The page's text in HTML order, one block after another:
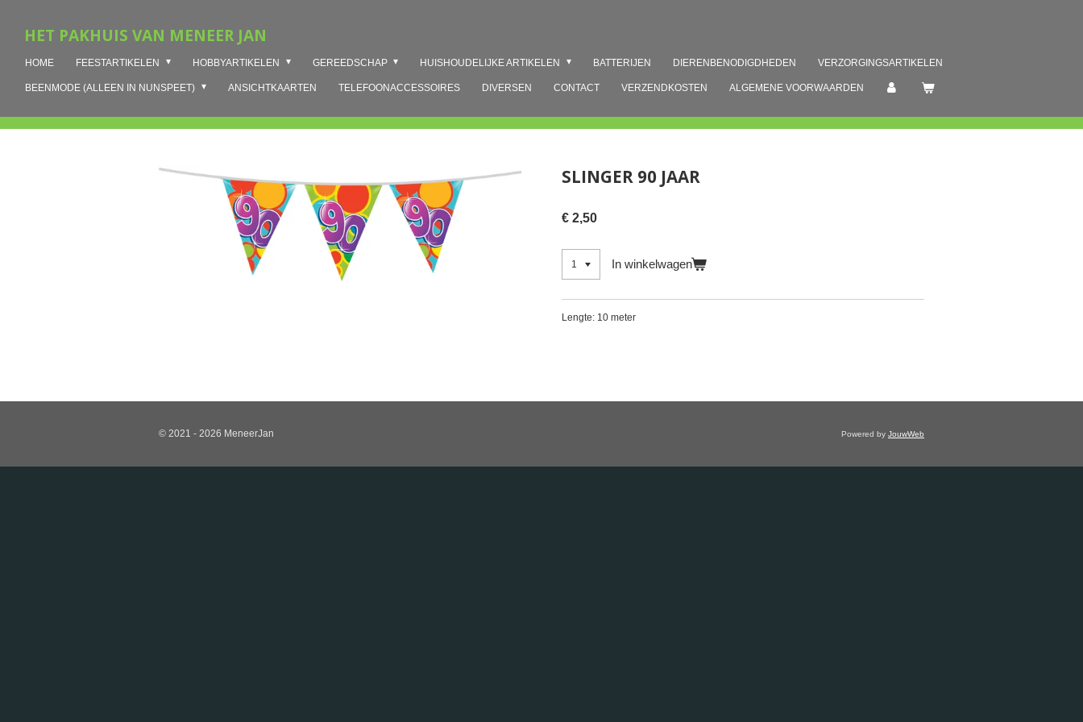
direct
hoofdinhoud
HET PAKHUIS VAN MENEER JAN
HOME FEESTARTIKELEN HOBBYARTIKELEN GEREEDSCHAP HUISHOUDELIJKE ARTIKELEN BATTERIJEN DIERENBENODIGDHEDEN VERZORGINGSARTIKELEN
BEENMODE (ALLEEN IN NUNSPEET) ANSICHTKAARTEN TELEFOONACCESSOIRES DIVERSEN CONTACT VERZENDKOSTEN ALGEMENE VOORWAARDEN
SLINGER 90 JAAR
€ 2,50
In winkelwagen
Lengte: 10 meter
© 2021 - 2026 MeneerJan Powered by JouwWeb